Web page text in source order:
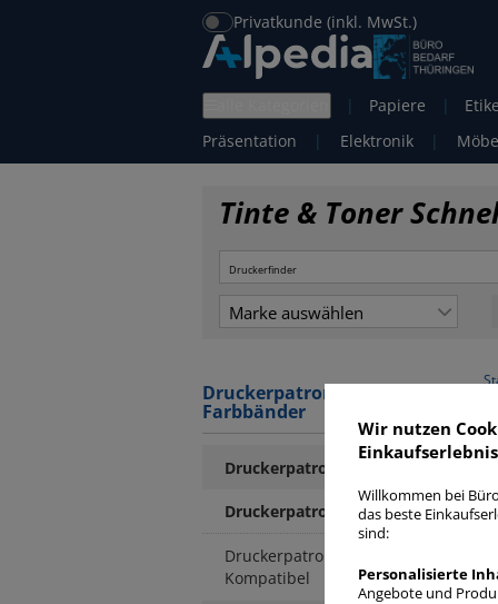
Privatkunde (inkl. MwSt.)
| Papiere |
Präsentation
| Elektronik |
Tinte & Toner
Marke auswählen
Druckerpatronen / Toner /
Farbbänder
Druckerpatronen
Druckerpatronen Original
Druckerpatronen
Kompatibel
Wir nutzen
Willkommen bei
das beste
sind:
Personalisierte
Angebote und